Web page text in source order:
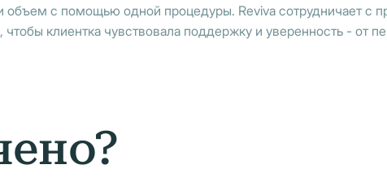
с помощью одной процедуры. Reviva сотрудничает с
чтобы клиентка чувствовала поддержку и уверенность - от